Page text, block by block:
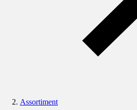
Assortiment